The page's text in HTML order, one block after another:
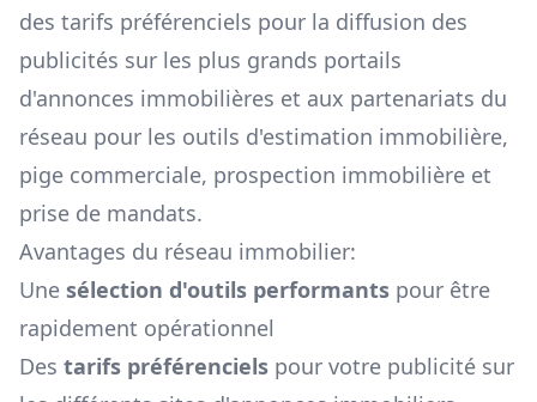
des tarifs préférenciels pour la diffusion des
publicités sur les plus grands portails
d'annonces immobilières et aux partenariats du
réseau pour les outils d'estimation immobilière,
pige commerciale, prospection immobilière et
prise de mandats.
Avantages du réseau immobilier:
Une sélection d'outils performants pour être
rapidement opérationnel
Des tarifs préférenciels pour votre publicité sur